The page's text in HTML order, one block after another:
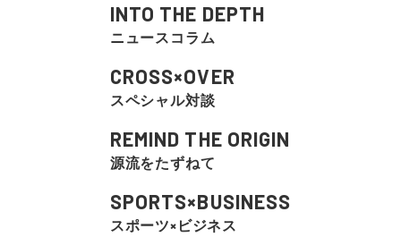
INTO THE DEPTH
ニュースコラム
CROSS×OVER
スペシャル対談
REMIND THE ORIGIN
源流をたずねて
SPORTS×BUSINESS
スポーツ×ビジネス